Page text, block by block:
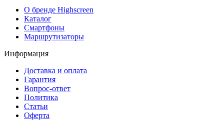
О бренде Highscreen
Каталог
Смартфоны
Маршрутизаторы
Информация
Доставка и оплата
Гарантия
Вопрос-ответ
Политика
Статьи
Оферта